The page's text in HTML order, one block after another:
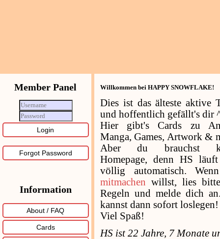
Member Panel
Forgot Password
Information
About / FAQ
Cards
Willkommen bei HAPPY SNOWFLAKE!
Dies ist das älteste aktive
und hoffentlich gefällt's dir
Hier gibt's Cards zu
Manga, Games, Artwork &
Aber du brauchst
Homepage, denn HS
völlig automatisch.
mitmachen willst, lies
Regeln und melde dich
kannst dann sofort loslegen!
Viel Spaß!
HS ist 22 Jahre, 7 Monate